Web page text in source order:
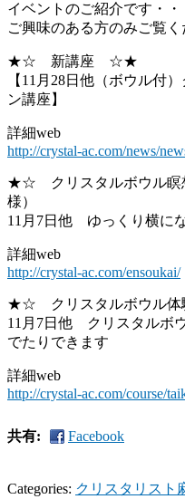
イベントのご紹介です・・
ご興味のある方のみご覧く
★☆ 新講座 ☆★
【11月28日他（ボウル付
ン講座】
詳細web
http://crystal-ac.com/news/
★☆ クリスタルボウル
様）
11月7日他 ゆっくり横に
詳細web
http://crystal-ac.com/ensoukai/
★☆ クリスタルボウル
11月7日他 クリスタルボ
でたりできます
詳細web
http://crystal-ac.com/course/
共有: Facebook
Categories: クリスタリスト